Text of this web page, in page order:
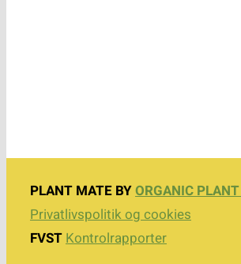
PLANT MATE BYORGANIC
Privatlivspolitik og cookies
FVST Kontrolrapporter